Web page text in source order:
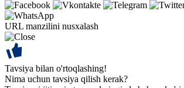
URL manzilini nusxalash
Tavsiya bilan o'rtoqlashing!
Nima uchun tavsiya qilish kerak?